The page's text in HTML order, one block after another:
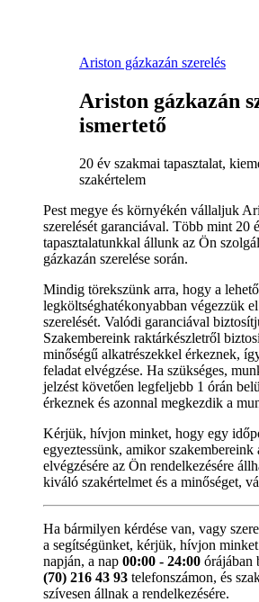
Ariston gázkazán szerelés
Ariston gázkazán
ismertető
20 év szakmai tapasztalat,
szakértelem
Pest megye és környékén vállaljuk
szerelését garanciával. Több mint 20
tapasztalatunkkal állunk az Ön
gázkazán szerelése során.
Mindig törekszünk arra, hogy a lehető
legköltséghatékonyabban végezzük
szerelését. Valódi garanciával
Szakembereink raktárkészletről
minőségű alkatrészekkel érkeznek,
feladat elvégzése. Ha szükséges,
jelzést követően legfeljebb 1 órán
érkeznek és azonnal megkezdik a
Kérjük, hívjon minket, hogy egy
egyeztessünk, amikor szakembereink
elvégzésére az Ön rendelkezésére
kiváló szakértelmet és a minőséget,
Ha bármilyen kérdése van, vagy
a segítségünket, kérjük, hívjon
napján, a nap 00:00 - 24:00 órájában
(70) 216 43 93 telefonszámon, és
szívesen állnak a rendelkezésére.